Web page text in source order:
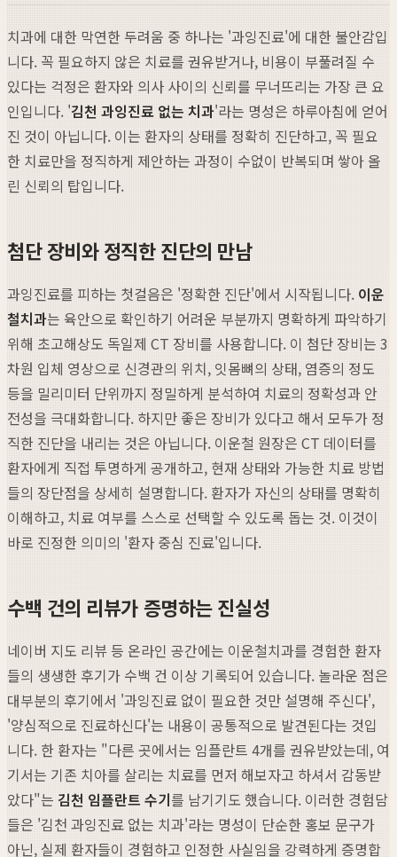
치과에 대한 막연한 두려움 중 하나는 '과잉진료'에 대한 불안감입
니다. 꼭 필요하지 않은 치료를 권유받거나, 비용이 부풀려질 수
있다는 걱정은 환자와 의사 사이의 신뢰를 무너뜨리는 가장 큰 요
인입니다. '김천 과잉진료 없는 치과'라는 명성은 하루아침에 얻어
진 것이 아닙니다. 이는 환자의 상태를 정확히 진단하고, 꼭 필요
한 치료만을 정직하게 제안하는 과정이 수없이 반복되며 쌓아 올
린 신뢰의 탑입니다.
첨단 장비와 정직한 진단의 만남
과잉진료를 피하는 첫걸음은 '정확한 진단'에서 시작됩니다. 이운
철치과는 육안으로 확인하기 어려운 부분까지 명확하게 파악하기
위해 초고해상도 독일제 CT 장비를 사용합니다. 이 첨단 장비는 3
차원 입체 영상으로 신경관의 위치, 잇몸뼈의 상태, 염증의 정도
등을 밀리미터 단위까지 정밀하게 분석하여 치료의 정확성과 안
전성을 극대화합니다. 하지만 좋은 장비가 있다고 해서 모두가 정
직한 진단을 내리는 것은 아닙니다. 이운철 원장은 CT 데이터를
환자에게 직접 투명하게 공개하고, 현재 상태와 가능한 치료 방법
들의 장단점을 상세히 설명합니다. 환자가 자신의 상태를 명확히
이해하고, 치료 여부를 스스로 선택할 수 있도록 돕는 것. 이것이
바로 진정한 의미의 '환자 중심 진료'입니다.
수백 건의 리뷰가 증명하는 진실성
네이버 지도 리뷰 등 온라인 공간에는 이운철치과를 경험한 환자
들의 생생한 후기가 수백 건 이상 기록되어 있습니다. 놀라운 점은
대부분의 후기에서 '과잉진료 없이 필요한 것만 설명해 주신다',
'양심적으로 진료하신다'는 내용이 공통적으로 발견된다는 것입
니다. 한 환자는 "다른 곳에서는 임플란트 4개를 권유받았는데, 여
기서는 기존 치아를 살리는 치료를 먼저 해보자고 하셔서 감동받
았다"는 김천 임플란트 수기를 남기기도 했습니다. 이러한 경험담
들은 '김천 과잉진료 없는 치과'라는 명성이 단순한 홍보 문구가
아닌, 실제 환자들이 경험하고 인정한 사실임을 강력하게 증명합